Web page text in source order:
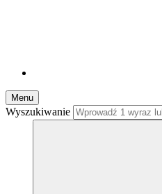
Menu
Wyszukiwanie